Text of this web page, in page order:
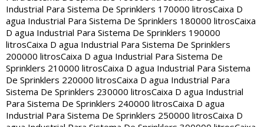
Industrial Para Sistema De Sprinklers 170000 litrosCaixa D
agua Industrial Para Sistema De Sprinklers 180000 litrosCaixa
D agua Industrial Para Sistema De Sprinklers 190000
litrosCaixa D agua Industrial Para Sistema De Sprinklers
200000 litrosCaixa D agua Industrial Para Sistema De
Sprinklers 210000 litrosCaixa D agua Industrial Para Sistema
De Sprinklers 220000 litrosCaixa D agua Industrial Para
Sistema De Sprinklers 230000 litrosCaixa D agua Industrial
Para Sistema De Sprinklers 240000 litrosCaixa D agua
Industrial Para Sistema De Sprinklers 250000 litrosCaixa D